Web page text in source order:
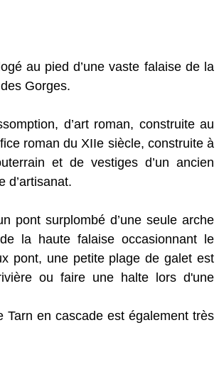
au pied d’une vaste falaise de la
Gorges.
d’art roman, construite au
roman du XIIe siècle, construite à
et de vestiges d’un ancien
d’artisanat.
pont surplombé d’une seule arche
la haute falaise occasionnant le
pont, une petite plage de galet est
ou faire une halte lors d'une
en cascade est également très